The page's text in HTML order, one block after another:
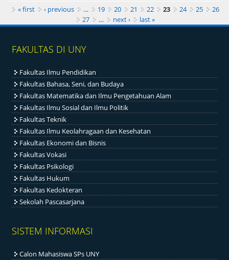
Pages
« first ‹ previous … 19 20 21 22 23 24 25
26
27
… next › last »
FAKULTAS DI UNY
Fakultas Ilmu Pendidikan
Fakultas Bahasa, Seni, dan Budaya
Fakultas Matematika dan Ilmu Pengetahuan Alam
Fakultas Ilmu Sosial dan Ilmu Politik
Fakultas Teknik
Fakultas Ilmu Keolahragaan dan Kesehatan
Fakultas Ekonomi dan Bisnis
Fakultas Vokasi
Fakultas Psikologi
Fakultas Hukum
Fakultas Kedokteran
Sekolah Pascasarjana
SISTEM INFORMASI
Calon Mahasiswa SPs UNY